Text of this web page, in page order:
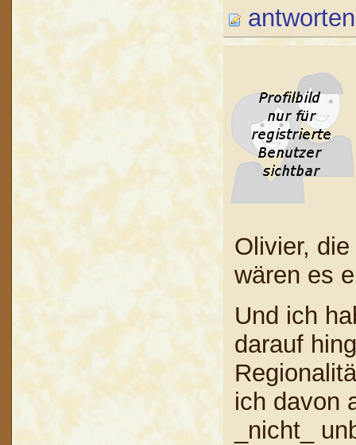
antworten
Olivier,
wären es
Und ich
darauf
ich davon
_nicht_